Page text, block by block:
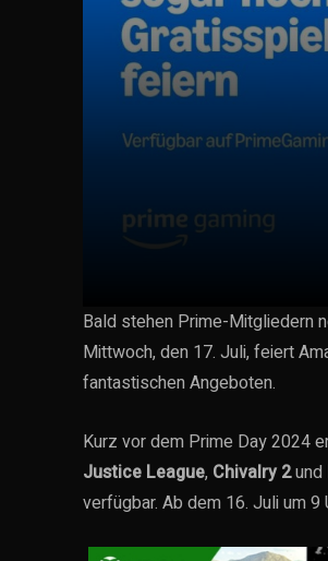
Bald stehen Prime-Mitgliedern
Mittwoch, den 17. Juli, feiert
fantastischen Angeboten.
Kurz vor dem Prime Day 2024
Justice League, Chivalry 2und
verfügbar. Ab dem 16. Juli um